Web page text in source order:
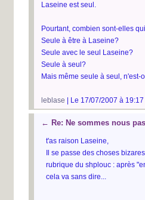
Laseine est seul.
Pourtant, combien sont-elles
Seule à être à Laseine?
Seule avec le seul Laseine?
Seule à seul?
Mais même seule à seul, n'est-
leblase | Le 17/07/2007 à
← Re: Ne sommes nous
t'as raison Laseine,
Il se passe des choses
rubrique du shplouc : après
cela va sans dire...